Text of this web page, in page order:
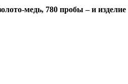
медь, 780 пробы – и